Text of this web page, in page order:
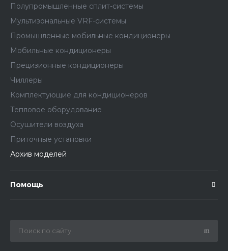
Полупромышленные сплит-системы
Мультизональные VRF-системы
Промышленные мобильные кондиционеры
Мобильные кондиционеры
Прецизионные кондиционеры
Чиллеры
Комплектующие для кондиционеров
Тепловое оборудование
Осушители воздуха
Приточные установки
Архив моделей
Помощь